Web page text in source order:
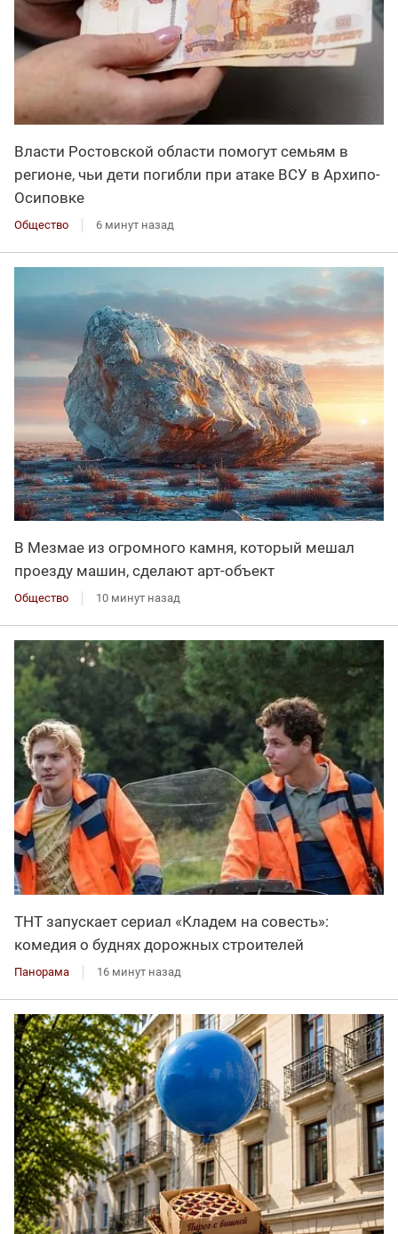
Власти Ростовской области помогут семьям в
регионе, чьи дети погибли при атаке ВСУ в Архипо-
Осиповке
Общество 6 минут назад
В Мезмае из огромного камня, который мешал
проезду машин, сделают арт-объект
Общество 10 минут назад
ТНТ запускает сериал «Кладем на совесть»:
комедия о буднях дорожных строителей
Панорама 16 минут назад